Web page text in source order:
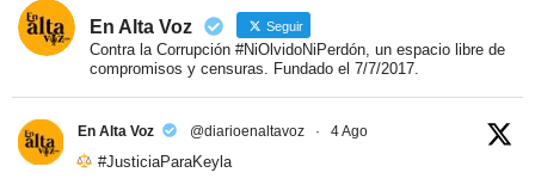
En Alta Voz Seguir
Contra la Corrupción #NiOlvidoNiPerdón, un espacio libre de
compromisos y censuras. Fundado el 7/7/2017.
En Alta Voz @diarioenaltavoz · 4 Ago
#JusticiaParaKeyla